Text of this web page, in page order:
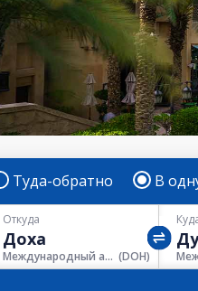
Туда-обратно В
Откуда
Международный аэропорт Хамад (DOH)